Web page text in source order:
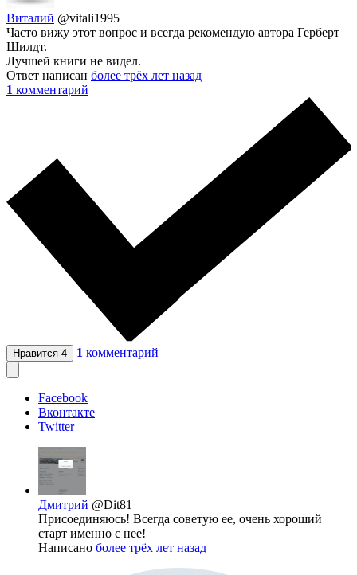
Виталий @vitali1995
Часто вижу этот вопрос и всегда рекомендую автора Герберт
Шилдт.
Лучшей книги не видел.
Ответ написан более трёх лет назад
1 комментарий
Нравится 4 1 комментарий
Facebook
Вконтакте
Twitter
Дмитрий @Dit81
Присоединяюсь! Всегда советую ее, очень хороший
старт именно с нее!
Написано более трёх лет назад